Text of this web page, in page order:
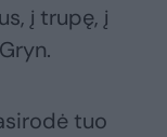
į trupę, į
tuo